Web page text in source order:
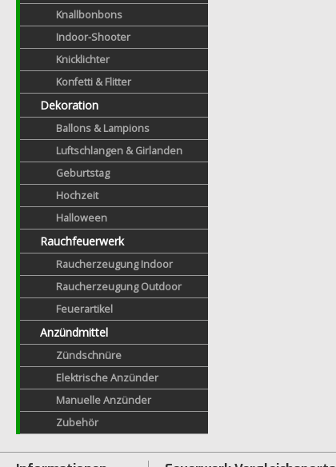
Knallbonbons
Indoor-Shooter
Knicklichter
Konfetti & Flitter
Dekoration
Ballons & Lampions
Luftschlangen & Girlanden
Geburtstag
Hochzeit
Halloween
Rauchfeuerwerk
Raucherzeugung Indoor
Raucherzeugung Outdoor
Feuerartikel
Anzündmittel
Zündschnüre
Elektrische Anzünder
Manuelle Anzünder
Zubehör